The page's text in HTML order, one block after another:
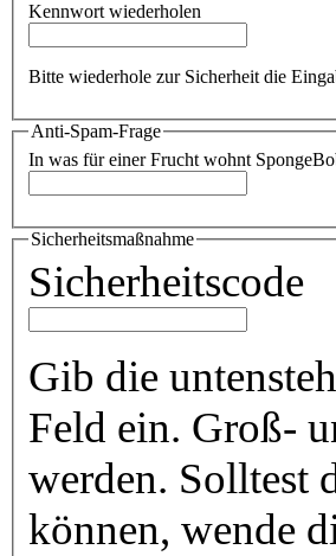
Kennwort wiederholen
Bitte wiederhole zur Sicherheit die
Anti-Spam-Frage
In was für einer Frucht wohnt
Sicherheitsmaßnahme
Sicherheitscode
Gib die
Feld ein. Groß-
werden. Solltest
können, wende